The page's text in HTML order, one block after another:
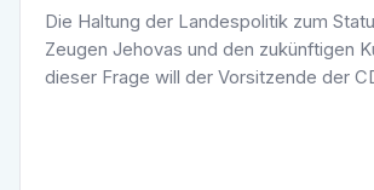
Die Haltung der Landespolitik zum
Zeugen Jehovas und den zukünftigen
dieser Frage will der Vorsitzende der